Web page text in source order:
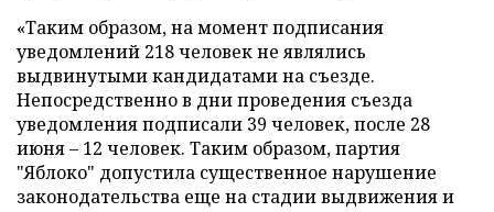
«Таким образом, на момент подписания
уведомлений 218 человек не являлись
выдвинутыми кандидатами на съезде.
Непосредственно в дни проведения съезда
уведомления подписали 39 человек, после 28
июня – 12 человек. Таким образом, партия
"Яблоко" допустила существенное нарушение
законодательства еще на стадии выдвижения и